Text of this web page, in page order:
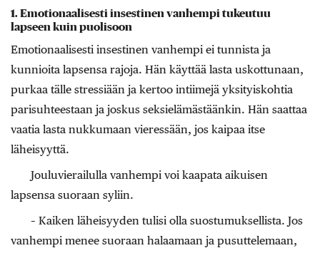
1. Emotionaalisesti insestinen vanhempi tukeutuu
lapseen kuin puolisoon
Emotionaalisesti insestinen vanhempi ei tunnista ja
kunnioita lapsensa rajoja. Hän käyttää lasta uskottunaan,
purkaa tälle stressiään ja kertoo intiimejä yksityiskohtia
parisuhteestaan ja joskus seksielämästäänkin. Hän saattaa
vaatia lasta nukkumaan vieressään, jos kaipaa itse
läheisyyttä.
Jouluvierailulla vanhempi voi kaapata aikuisen
lapsensa suoraan syliin.
– Kaiken läheisyyden tulisi olla suostumuksellista. Jos
vanhempi menee suoraan halaamaan ja pusuttelemaan,